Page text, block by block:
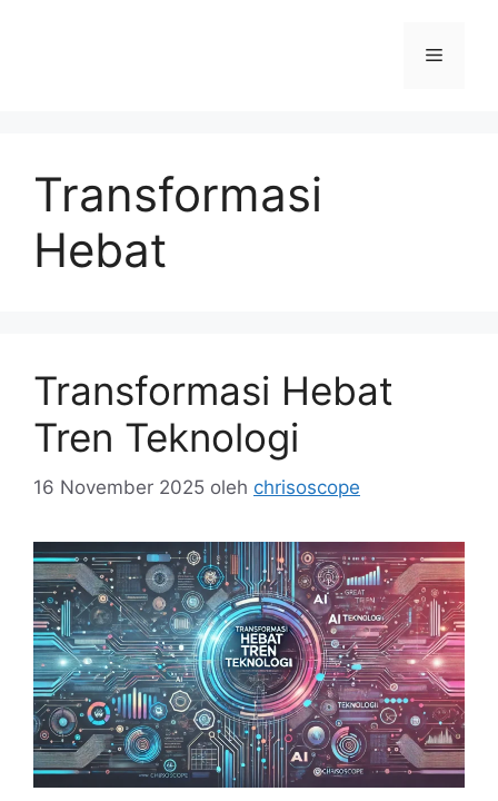
Menu
Transformasi
Hebat
Transformasi Hebat
Tren Teknologi
16 November 2025 oleh chrisoscope